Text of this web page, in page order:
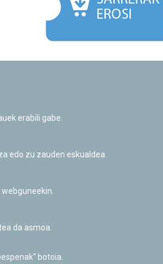
Informazio publikoa
erabili gabe.
edo zu zauden eskualdea.
da asmoa.
botoia.